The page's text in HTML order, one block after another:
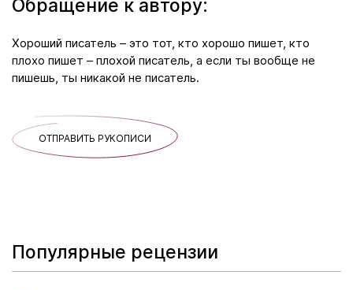
Обращение к автору:
Хороший писатель – это тот, кто хорошо пишет, кто
плохо пишет – плохой писатель, а если ты вообще не
пишешь, ты никакой не писатель.
ОТПРАВИТЬ РУКОПИСИ
Популярные рецензии